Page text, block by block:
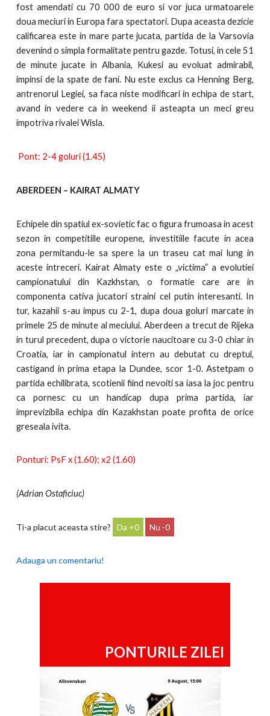
fost amendati cu 70 000 de euro si vor juca urmatoarele
doua meciuri in Europa fara spectatori. Dupa aceasta dezicie
calificarea este in mare parte jucata, partida de la Varsovia
devenind o simpla formalitate pentru gazde. Totusi, in cele 51
de minute jucate in Albania, Kukesi au evoluat admirabil,
impinsi de la spate de fani. Nu este exclus ca Henning Berg,
antrenorul Legiei, sa faca niste modificari in echipa de start,
avand in vedere ca in weekend ii asteapta un meci greu
impotriva rivalei Wisla.
Pont: 2-4 goluri (1.45)
ABERDEEN – KAIRAT ALMATY
Echipele din spatiul ex-sovietic fac o figura frumoasa in acest
sezon in competitiile europene, investitiile facute in acea
zona permitandu-le sa spere la un traseu cat mai lung in
aceste intreceri. Kairat Almaty este o „victima” a evolutiei
campionatului din Kazkhstan, o formatie care are in
componenta cativa jucatori straini cel putin interesanti. In
tur, kazahii s-au impus cu 2-1, dupa doua goluri marcate in
primele 25 de minute al meciului. Aberdeen a trecut de Rijeka
in turul precedent, dupa o victorie naucitoare cu 3-0 chiar in
Croatia, iar in campionatul intern au debutat cu dreptul,
castigand in prima etapa la Dundee, scor 1-0. Astetpam o
partida echilibrata, scotienii fiind nevoiti sa iasa la joc pentru
ca pornesc cu un handicap dupa prima partida, iar
imprevizibila echipa din Kazakhstan poate profita de orice
greseala ivita.
Ponturi: PsF x (1.60); x2 (1.60)
(Adrian Ostaficiuc)
Ti-a placut aceasta stire? 0 0
Adauga un comentariu!
PONTURILE ZILEI